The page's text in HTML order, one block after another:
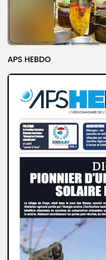
APS HEBDO